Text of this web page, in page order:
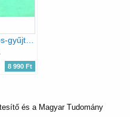
8 990 Ft
és a Magyar Tudomány